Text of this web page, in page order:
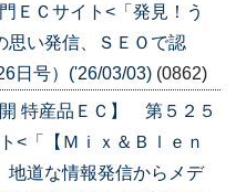
ＥＣサイト<「発見！う
い発信、ＳＥＯで認
日号）('26/03/03) (0862)
特産品ＥＣ】 第５２５
<「【Ｍｉｘ＆Ｂｌｅｎ
道な情報発信からメデ